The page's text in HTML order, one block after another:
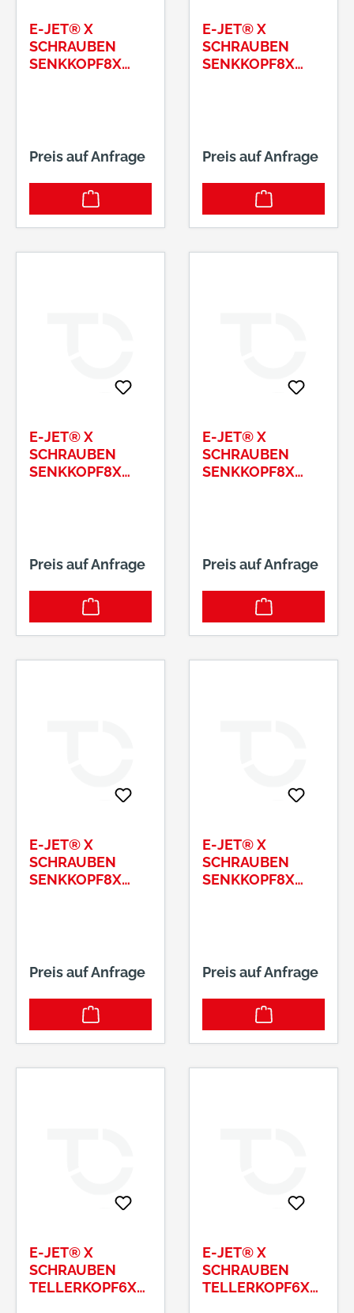
E-JET® X
SCHRAUBEN
SENKKOPF8X
Preis auf Anfrage
E-JET® X
SCHRAUBEN
SENKKOPF8X
Preis auf Anfrage
E-JET® X
SCHRAUBEN
SENKKOPF8X
Preis auf Anfrage
E-JET® X
SCHRAUBEN
SENKKOPF8X
Preis auf Anfrage
E-JET® X
SCHRAUBEN
SENKKOPF8X
Preis auf Anfrage
E-JET® X
SCHRAUBEN
SENKKOPF8X
Preis auf Anfrage
E-JET® X
SCHRAUBEN
TELLERKOPF6X
E-JET® X
SCHRAUBEN
TELLERKOPF6X